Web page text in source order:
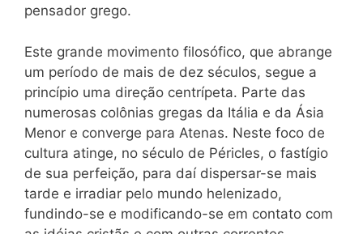
pensador grego.
Este grande movimento filosófico, que abrange
um período de mais de dez séculos, segue a
princípio uma direção centrípeta. Parte das
numerosas colônias gregas da Itália e da Ásia
Menor e converge para Atenas. Neste foco de
cultura atinge, no século de Péricles, o fastígio
de sua perfeição, para daí dispersar-se mais
tarde e irradiar pelo mundo helenizado,
fundindo-se e modificando-se em contato com